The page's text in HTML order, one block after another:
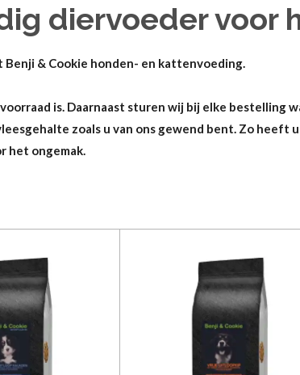
diervoeder voor
& Cookie honden- en kattenvoeding.
is. Daarnaast sturen wij bij elke bestelling
zoals u van ons gewend bent. Zo heeft
het ongemak.